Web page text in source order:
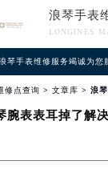
浪琴手表
LONGINES
琴手表维修服务竭诚为您
修点查询 > 文章库 > 浪
腕表表耳掉了解